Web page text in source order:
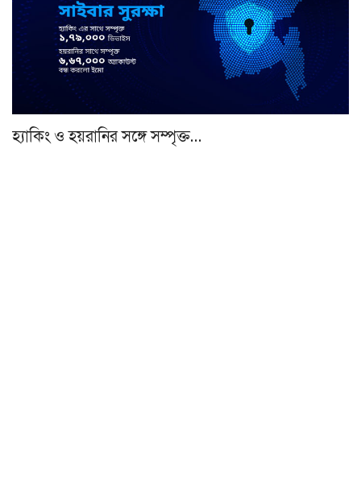
হ্যাকিং ও হয়রানির সঙ্গে সম্পৃক্ত…